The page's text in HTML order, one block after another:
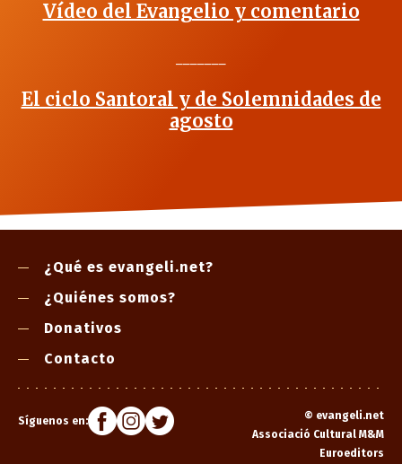
Vídeo del Evangelio y comentario
El ciclo Santoral y de Solemnidades de
agosto
¿Qué es evangeli.net?
¿Quiénes somos?
Donativos
Contacto
Síguenos en: © evangeli.net
Associació Cultural M&M
Euroeditors